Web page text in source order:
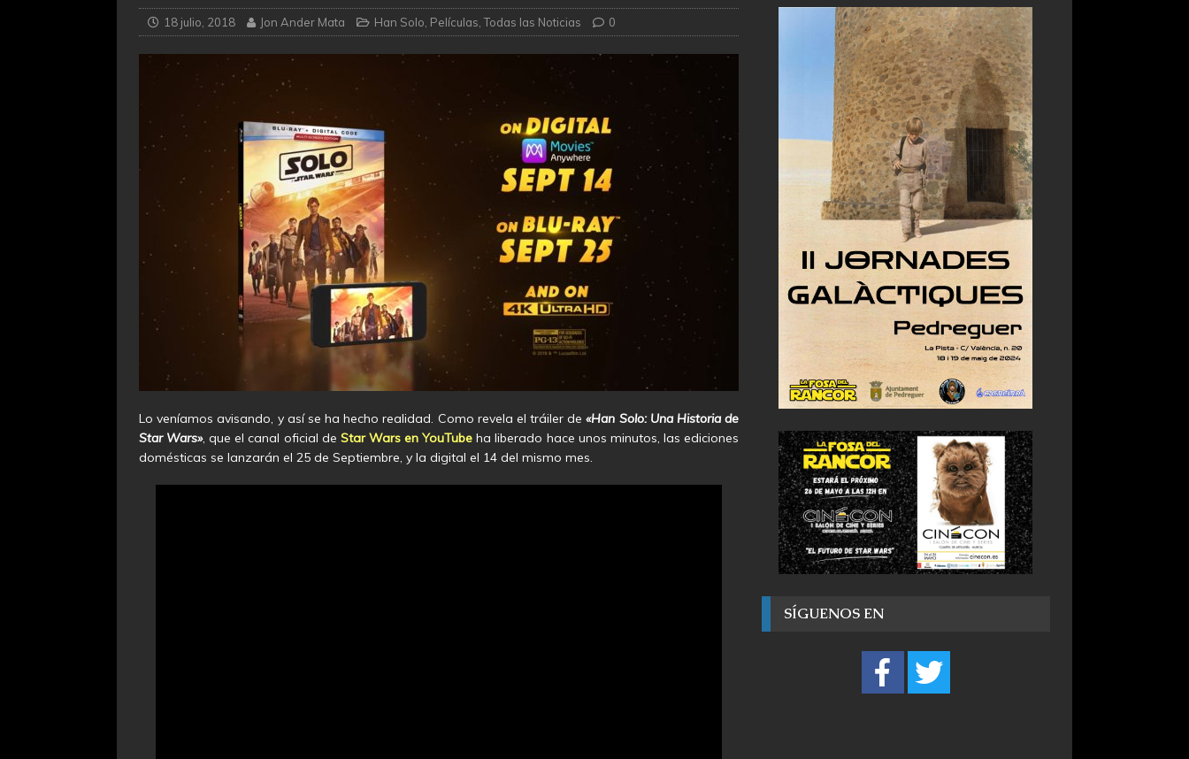
18 julio, 2018 Jon Ander Mata Han Solo Películas ,Todas las Noticias 0
Lo veníamos avisando, y así se ha hecho realidad. Como revela el tráiler de«Han Solo: Una Historia de
Star Wars», que el canal oficial de Star Wars en YouTube ha liberado hace unos minutos, las ediciones
domésticas se lanzarán el 25 de Septiembre, y la digital el 14 del mismo mes.
SÍGUENOS EN